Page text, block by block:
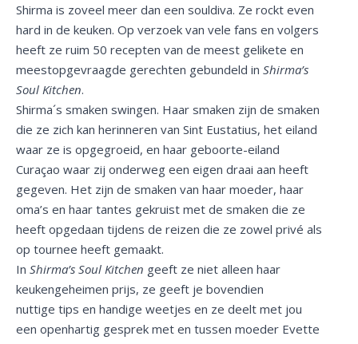
Shirma is zoveel meer dan een souldiva. Ze rockt even
hard in de keuken. Op verzoek van vele fans en volgers
heeft ze ruim 50 recepten van de meest gelikete en
meestopgevraagde gerechten gebundeld in Shirma’s
Soul Kitchen.
Shirma´s smaken swingen. Haar smaken zijn de smaken
die ze zich kan herinneren van Sint Eustatius, het eiland
waar ze is opgegroeid, en haar geboorte-eiland
Curaçao waar zij onderweg een eigen draai aan heeft
gegeven. Het zijn de smaken van haar moeder, haar
oma’s en haar tantes gekruist met de smaken die ze
heeft opgedaan tijdens de reizen die ze zowel privé als
op tournee heeft gemaakt.
In Shirma’s Soul Kitchen geeft ze niet alleen haar
keukengeheimen prijs, ze geeft je bovendien
nuttige tips en handige weetjes en ze deelt met jou
een openhartig gesprek met en tussen moeder Evette